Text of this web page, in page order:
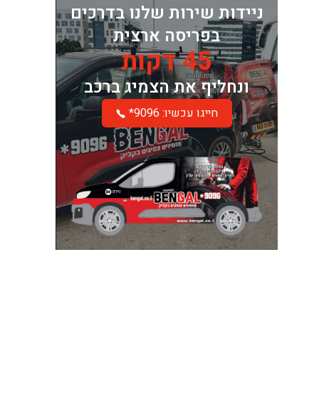
ניידות שירות שלנו בדרכים
בפריסה ארצית
45 דקות
ונחליף את הצמיג ברכב
*חייגו עכשיו: 9096